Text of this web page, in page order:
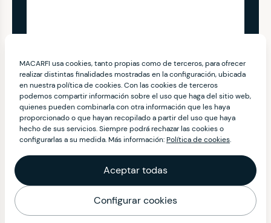
MACARFI usa cookies, tanto propias como de terceros, para ofrecer
realizar distintas finalidades mostradas en la configuración, ubicada
en nuestra política de cookies. Con las cookies de terceros
podemos compartir información sobre el uso que haga del sitio web,
quienes pueden combinarla con otra información que les haya
proporcionado o que hayan recopilado a partir del uso que haya
hecho de sus servicios. Siempre podrá rechazar las cookies o
configurarlas a su medida. Más información:Política de cookies.
Aceptar todas
Configurar cookies